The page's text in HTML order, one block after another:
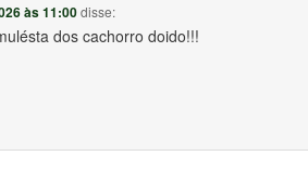
às 11:00disse:
dos cachorro doido!!!